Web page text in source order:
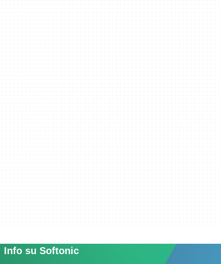
Info su Softonic